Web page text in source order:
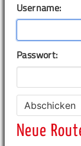
Username:
Passwort:
Neue